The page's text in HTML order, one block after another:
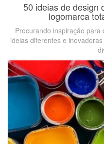
50 ideias de design
logomarca
Procurando inspiração para
ideias diferentes e